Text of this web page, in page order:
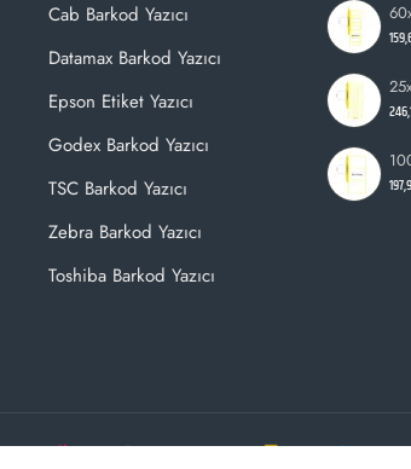
Cab Barkod Yazıcı
Datamax Barkod Yazıcı
Epson Etiket Yazıcı
Godex Barkod Yazıcı
TSC Barkod Yazıcı
Zebra Barkod Yazıcı
Toshiba Barkod Yazıcı